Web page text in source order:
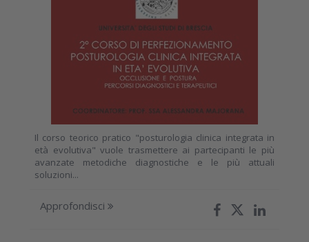
Il corso teorico pratico "posturologia clinica integrata in
età evolutiva" vuole trasmettere ai partecipanti le più
avanzate metodiche diagnostiche e le più attuali
soluzioni...
Approfondisci